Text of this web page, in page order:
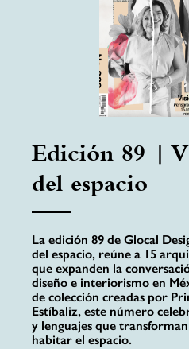
Edición 89 |
del espacio
La edición 89 de Glocal
del espacio, reúne a 15
que expanden la
diseño e interiorismo en
de colección creadas por
Estíbaliz, este número
y lenguajes que
habitar el espacio.